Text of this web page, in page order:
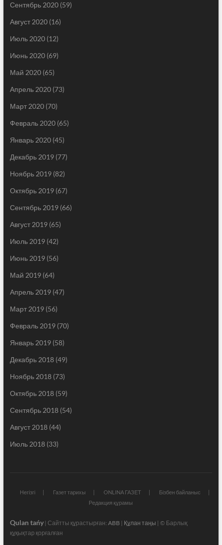
Сентябрь 2020(59)
Август 2020(16)
Июль 2020(12)
Июнь 2020(69)
Май 2020(65)
Апрель 2020(73)
Март 2020(70)
Февраль 2020(65)
Январь 2020(45)
Декабрь 2019(77)
Ноябрь 2019(82)
Октябрь 2019(67)
Сентябрь 2019(66)
Август 2019(65)
Июль 2019(42)
Июнь 2019(56)
Май 2019(64)
Апрель 2019(47)
Март 2019(56)
Февраль 2019(70)
Январь 2019(58)
Декабрь 2018(49)
Ноябрь 2018(73)
Октябрь 2018(59)
Сентябрь 2018(54)
Август 2018(44)
Июль 2018(33)
Негізгі Газет тарихы ONLINA ГАЗЕТ
Бізбен байланыс
Редакция құрамы
Qulan tańy| Сайтты құрастырған: ABB | Құлан таңы | © Барлық
құқықтар қорғалған